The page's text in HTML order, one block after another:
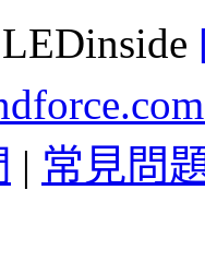
| 常見問